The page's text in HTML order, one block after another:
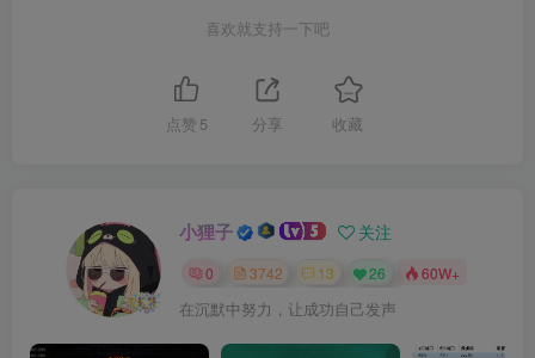
喜欢就支持一下吧
点赞 5 分享 收藏
小狸子 关注
0 3742 13 26 60W+
在沉默中努力，让成功自己发声